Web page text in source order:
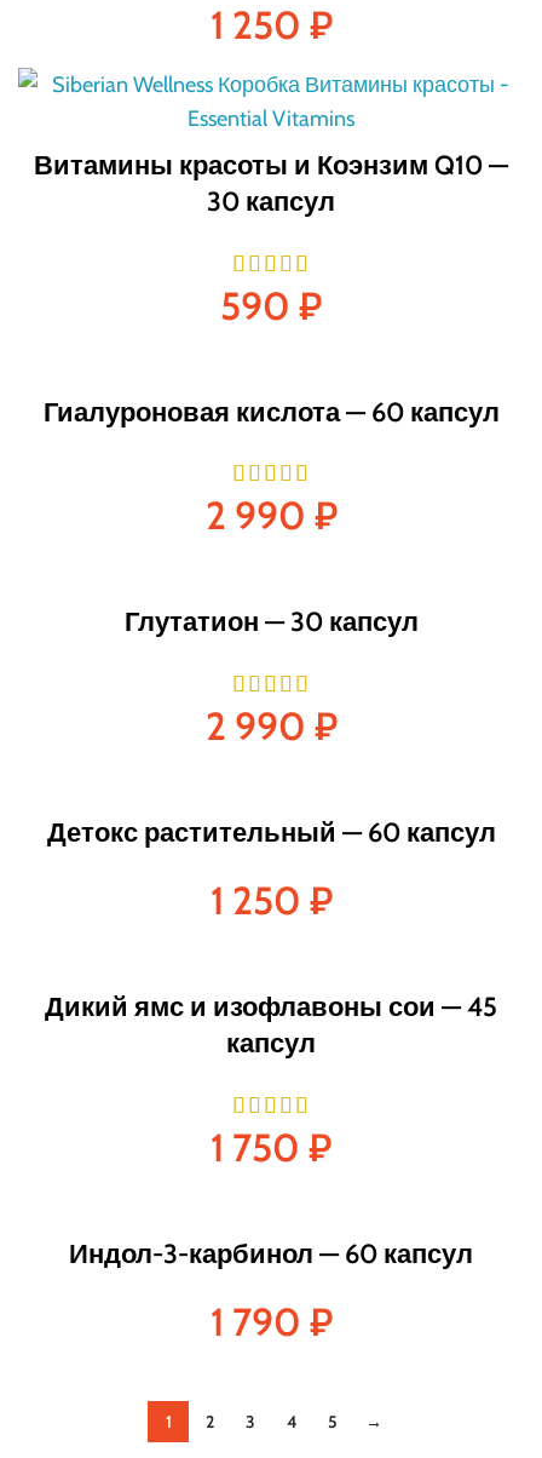
1 250 ₽
Витамины красоты и Коэнзим Q10 —
30 капсул
590 ₽
Гиалуроновая кислота — 60 капсул
2 990 ₽
Глутатион — 30 капсул
2 990 ₽
Детокс растительный — 60 капсул
1 250 ₽
Дикий ямс и изофлавоны сои — 45
капсул
1 750 ₽
Индол-3-карбинол — 60 капсул
1 790 ₽
1 2 3 4 5 →